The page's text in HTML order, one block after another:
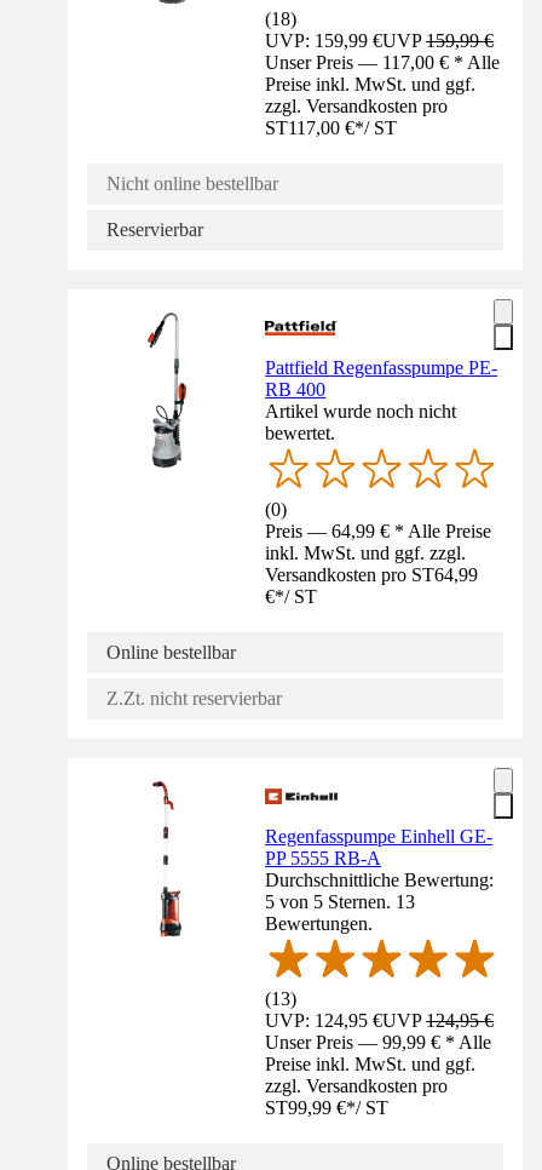
(18)
UVP: 159,99 €UVP159,99 €
Unser Preis — 117,00 € * Alle
Preise inkl. MwSt. und ggf.
zzgl. Versandkosten pro
ST117,00 €*/ ST
Nicht online bestellbar
Reservierbar
Pattfield Regenfasspumpe PE-
RB 400
Artikel wurde noch nicht
bewertet.
(0)
Preis — 64,99 € * Alle Preise
inkl. MwSt. und ggf. zzgl.
Versandkosten pro ST64,99
€*/ ST
Online bestellbar
Z.Zt. nicht reservierbar
Regenfasspumpe Einhell GE-
PP 5555 RB-A
Durchschnittliche Bewertung:
5 von 5 Sternen. 13
Bewertungen.
(13)
UVP: 124,95 €UVP124,95 €
Unser Preis — 99,99 € * Alle
Preise inkl. MwSt. und ggf.
zzgl. Versandkosten pro
ST99,99 €*/ ST
Online bestellbar